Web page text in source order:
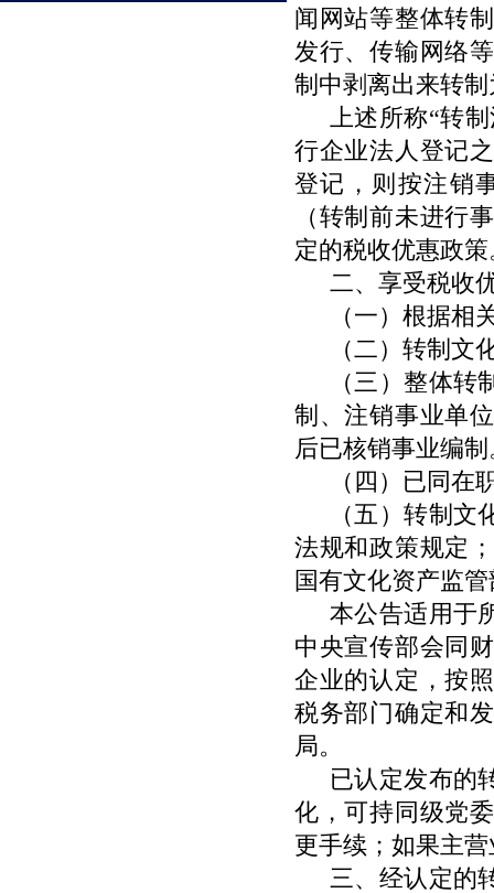
闻网站等整体转
发行、传输网络
制中剥离出来转
上述所称“转
行企业法人登记
登记，则按注销
（转制前未进行
定的税收优惠政策
二、享受税收
（一）根据相
（二）转制文
（三）整体
制、注销事业单
后已核销事业编制
（四）已同
（五）转制
法规和政策规定
国有文化资产监
本公告适用于
中央宣传部会同
企业的认定，按
税务部门确定和
局。
已认定发布的
化，可持同级党
更手续；如果主
三、经认定的